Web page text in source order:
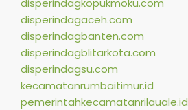
disperindagkopukmoku.com
disperindagaceh.com
disperindagbanten.com
disperindagblitarkota.com
disperindagsu.com
kecamatanrumbaitimur.id
pemerintahkecamatanrilauale.id